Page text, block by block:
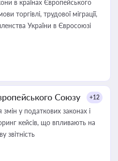
в країнах Європейського
України в Євросоюзі
Союзу +12
змін у податкових законах і
кейсів, що впливають на
звітність